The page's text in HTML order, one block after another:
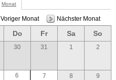
Monat
Nächster Monat
Voriger Monat
Do Fr Sa So
30 31 1 2
6 7 8 9